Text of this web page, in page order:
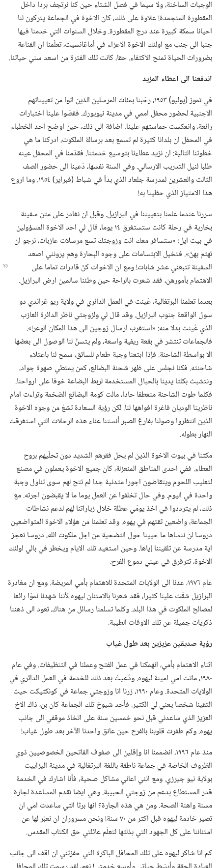
الوجبات الساخنة،‏ ولا سيما في فصل الشتاء حين كنا نرتجف بردا داخل
المقطورة المتجمدة!‏ علاوة على ذلك،‏ كان الاخوة في الجماعة يتركون لنا
احيانا سمكة كبيرة عند درج المقطورة.‏ وخلال السنوات التي خدمنا فيها
جنبا الى جنب مع اولئك الاخوة الاعزاء في أماڠانسيت،‏ تعلّمنا ان القناعة
بضرورات الحياة تمنح الاكتفاء.‏ حقا،‏ كانت تلك الفترة من اسعد سني حياتنا.‏
اندفعنا الى اعطاء المزيد
في تموز (‏يوليو)‏ ١٩٥٣،‏ رحّبنا بمئات المرسلين الذين اتوا من تعييناتهم
الاجنبية لحضور محفل اممي في مدينة نيويورك.‏ فقصّوا علينا اختبارات
رائعة،‏ وانعكست حماستهم علينا.‏ اضافة الى ذلك،‏ حين اوضح احد الخطباء
في المحفل ان بلدانا كثيرة لم تسمع بعد برسالة الملكوت،‏ ادركنا ما هي
خطوتنا التالية:‏ ان نزيد عطاءنا بتوسيع خدمتنا.‏ فقدّمنا في المحفل عينه
طلبا لنيل التدريب الارسالي.‏ وفي السنة نفسها،‏ دُعينا الى حضور الصف
الثالث والعشرين لمدرسة جلعاد الذي بدأ في شباط (‏فبراير)‏ ١٩٥٤.‏ وما اروع
هذا الامتياز الذي حظينا به!‏
سررنا عندما علمنا بتعييننا في البرازيل.‏ وقبل ان نغادر على متن سفينة
بخارية في رحلة كانت ستستغرق ١٤ يوما،‏ قال لي احد الاخوة المسؤولين
في بيت ايل:‏ «ستسافر معك انت وزوجتك تسع مرسلات عازبات،‏ نرجو ان
تهتم بهنّ».‏ فتخيل الابتسامات على وجوه البحارة وهم يرونني اصعد
السفينة تتبعني عشر شابات!‏ومع ان الاخوات كنّ قادرات تماما على
الاهتمام بأمورهن،‏ فقد شعرت بالراحة حين وطئنا سالمين ارض البرازيل.‏
بعدما تعلمنا البرتغالية،‏ عُينت في العمل الدائري في ولاية ريو ڠراندي دو
سول الواقعة جنوب البرازيل.‏ وقد قال لي ولزوجتي ناظر الدائرة العازب
الذي عُينت بدلا منه:‏ «استغرب ارسال زوجين الى هذا المكان الوعر!‏».‏
فالجماعات تنتشر في بقعة ريفية واسعة،‏ ولم يتسنَّ لنا الوصول الى بعضها
الا بواسطة الشاحنة.‏ فإذا ابتعنا وجبة طعام للسائق،‏ سمح لنا باعتلاء
شاحنته.‏ فكنا نجلس على ظهر شحنة البضائع،‏ كمن يمتطي صهوة جواد،‏
ونتشبث بكلتا يدينا بالحبال المستخدمة لربط البضاعة خوفا على ارواحنا.‏
فكلما طوت الشاحنة منعطفا حادا،‏ مالت كومة البضائع الضخمة وتراءت امام
ناظرينا الوديان فاغرة افواهها لنا.‏ لكن رؤية السعادة تشعّ من وجوه الاخوة
الذين انتظروا وصولنا بفارغ الصبر أنستنا عناء هذه الرحلات التي استغرقت
النهار بطوله.‏
مكثنا في بيوت الاخوة الذين لم يحل فقرهم الشديد دون تحلّيهم بروح
العطاء.‏ ففي احدى المناطق المنعزلة،‏ كان جميع الاخوة يعملون في مصنع
لتعليب اللحوم ويتقاضون اجورا متدنية جدا لم تتح لهم سوى تناول وجبة
واحدة في اليوم.‏ وفي حال تخلفوا عن العمل يوما ما لا يقبضون اجرته.‏ مع
ذلك،‏ لم يترددوا في اخذ يومَي عطلة خلال زياراتنا لهم لدعم نشاطات
الجماعة،‏ واضعين ثقتهم في يهوه.‏ وقد تعلمنا من هؤلاء الاخوة المتواضعين
دروسا لن ننساها ما حيينا حول التضحية من اجل ملكوت الله،‏ دروسا تعجز
اية مدرسة عن تلقيننا إياها.‏ وحين استعيد تلك الايام ويخطر في بالي اولئك
الاخوة،‏ تترقرق في عيني دموع الفرح.‏
عام ١٩٧٦،‏ عدنا الى الولايات المتحدة للاهتمام بأمي المريضة.‏ ومع ان مغادرة
البرازيل شقّت علينا كثيرا،‏ فقد شعرنا بالامتنان ليهوه لأننا شهدنا نموّا رائعا
لمصالح الملكوت في هذا البلد.‏ وكلما تسلمنا رسائل من هناك،‏ تعود الى ذهننا
ذكريات جميلة عن تلك الاوقات الطيبة.‏
رؤية صديقين عزيزين بعد طول غياب
اثناء الاهتمام بأمي،‏ انهمكنا في عمل الفتح وعملنا في التنظيفات.‏ وفي عام
١٩٨٠،‏ ماتت امي امينة ليهوه.‏ ودُعيتُ بعد ذلك للخدمة في العمل الدائري في
الولايات المتحدة.‏ وعام ١٩٩٠،‏ زرنا انا وزوجتي جماعة في كونكتيكت حيث
التقينا شخصا يعني لي الكثير.‏ فأحد شيوخ تلك الجماعة كان بِن،‏ ذاك الاخ
العزيز الذي ساعدني قبل نحو خمسين سنة على اتخاذ موقفي الى جانب
يهوه.‏ وكم طفرت قلوبنا بالفرح حين عانق واحدنا الآخر بعد طول غياب!‏
منذ عام ١٩٩٦،‏ انضممنا انا وإڤلين الى صفوف الفاتحين الخصوصيين ذوي
الظروف الخاصة في جماعة ناطقة باللغة البرتغالية في مدينة اليزابيث
بولاية نيو جيرزي.‏ ومع انني اعاني مشاكل صحية،‏ فأنا اشارك في الخدمة
قدر المستطاع بدعم من زوجتي الحبيبة.‏ وهي ايضا تقدم المساعدة لجارة
مسنة واهنة الصحة.‏ ومن هي هذه الجارة؟‏ انها برثا التي ساعدت امي ان
تصير خادمة ليهوه قبل اكثر من ٧٠ سنة!‏ ونحن مسروران ان نعبّر لها عن
امتناننا على كل الجهود التي بذلتها لتعلّم عائلتي حق الكتاب المقدس.‏
كم انا شاكر ليهوه على تلك المحافل الباكرة التي حفزتني ان اقف الى جانب